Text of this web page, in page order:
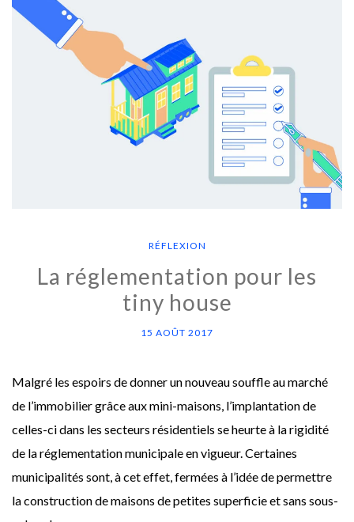
RÉFLEXION
La réglementation pour les
tiny house
15 AOÛT 2017
Malgré les espoirs de donner un nouveau souffle au marché
de l’immobilier grâce aux mini-maisons, l’implantation de
celles-ci dans les secteurs résidentiels se heurte à la rigidité
de la réglementation municipale en vigueur. Certaines
municipalités sont, à cet effet, fermées à l’idée de permettre
la construction de maisons de petites superficie et sans sous-